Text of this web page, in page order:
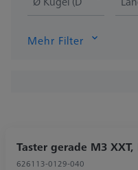
Mehr Filter
Taster gerade M3 XXT,
626113-0129-040